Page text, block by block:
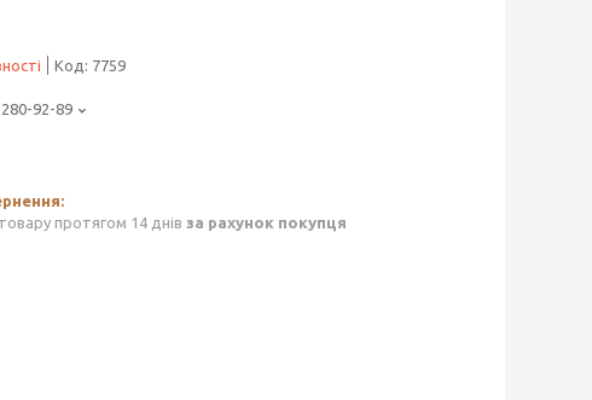
Код: 7759
92-89
протягом 14 днів за рахунок покупця